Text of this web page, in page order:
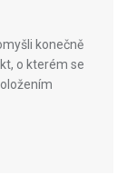
konečně
o kterém se